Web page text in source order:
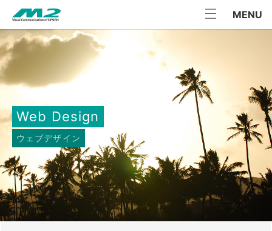
content
MENU
Web Design
ウェブデザイン